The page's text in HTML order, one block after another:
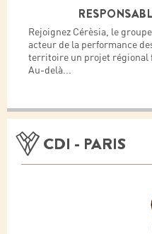
Rejoignez Cérèsia, le
acteur de la performance
territoire un projet régional
Au-delà...
CDI - PARIS